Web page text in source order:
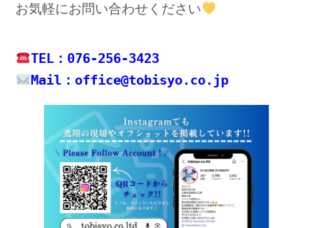
お気軽にお問い合わせください
TEL：076-256-3423
Mail：office@tobisyo.co.jp